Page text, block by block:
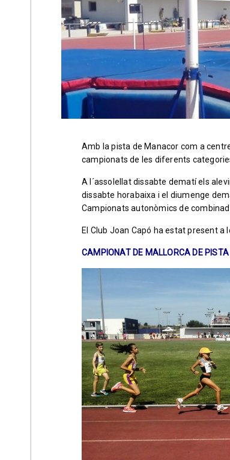
Amb la pista de Manacor com a
campionats de les diferents
A l´assolellat dissabte dematí els
dissabte horabaixa i el diumenge
Campionats autonòmics de
El Club Joan Capó ha estat present
CAMPIONAT DE MALLORCA DE